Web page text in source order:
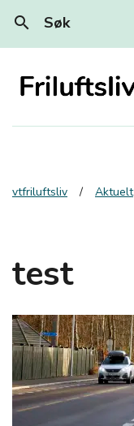
search Søk
vtfriluftsliv Aktuelt
test